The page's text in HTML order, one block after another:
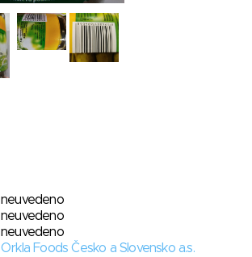
neuvedeno
neuvedeno
neuvedeno
Orkla Foods Česko a Slovensko a.s.